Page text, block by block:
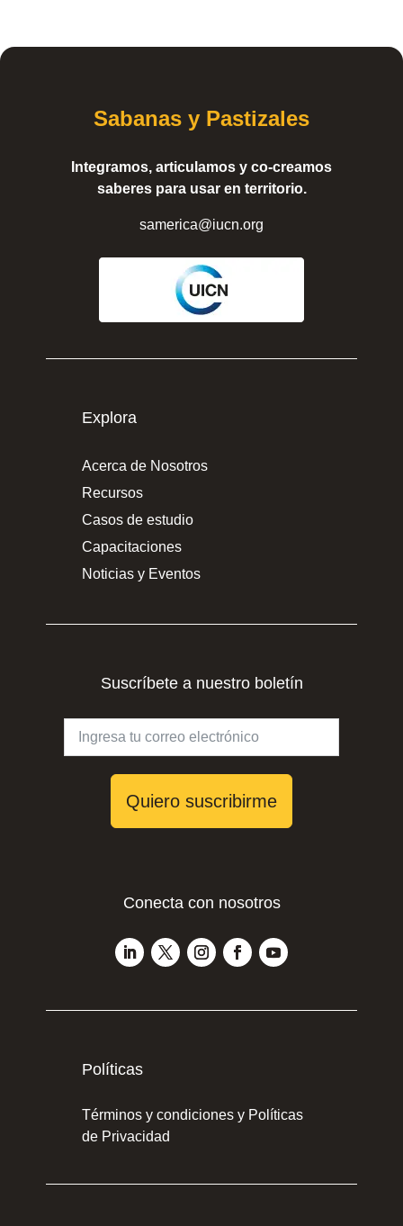
Sabanas y Pastizales
Integramos, articulamos y co-creamos
saberes para usar en territorio.
samerica@iucn.org
Explora
Acerca de Nosotros
Recursos
Casos de estudio
Capacitaciones
Noticias y Eventos
Suscríbete a nuestro boletín
Quiero suscribirme
Conecta con nosotros
Políticas
Términos y condiciones y Políticas
de Privacidad